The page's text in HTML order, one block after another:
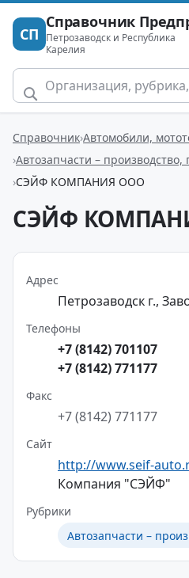
СП
Справочник
Петрозаводск и Республика
Карелия
Справочник Автомобили,
Автозапчасти – производство,
СЭЙФ КОМПАНИЯ ООО
СЭЙФ
Адрес
Петрозаводск г.,
Телефоны
+7 (8142) 701107
+7 (8142) 771177
Факс
+7 (8142) 771177
Сайт
http://www.seif-
Компания "СЭЙФ"
Рубрики
Автозапчасти –